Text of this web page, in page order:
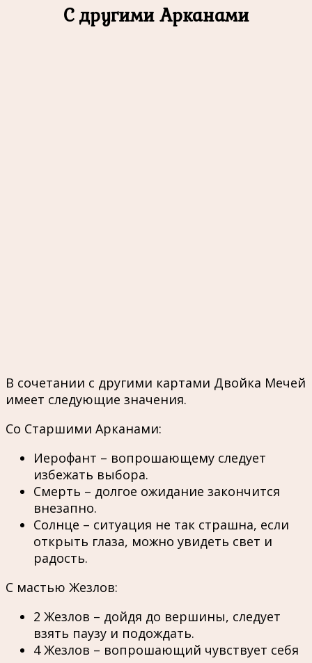
С другими Арканами
В сочетании с другими картами Двойка Мечей
имеет следующие значения.
Со Старшими Арканами:
Иерофант – вопрошающему следует
избежать выбора.
Смерть – долгое ожидание закончится
внезапно.
Солнце – ситуация не так страшна, если
открыть глаза, можно увидеть свет и
радость.
С мастью Жезлов:
2 Жезлов – дойдя до вершины, следует
взять паузу и подождать.
4 Жезлов – вопрошающий чувствует себя